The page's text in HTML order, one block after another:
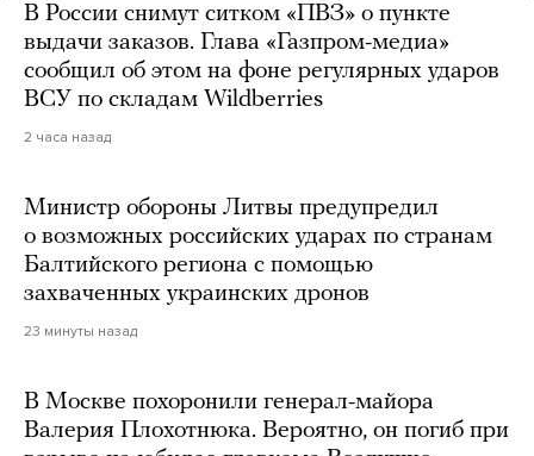
В России снимут ситком «ПВЗ» о пункте
выдачи заказов. Глава «Газпром-медиа»
сообщил об этом на фоне регулярных ударов
ВСУ по складам Wildberries
2 часа назад
Министр обороны Литвы предупредил
о возможных российских ударах по странам
Балтийского региона с помощью
захваченных украинских дронов
23 минуты назад
В Москве похоронили генерал-майора
Валерия Плохотнюка. Вероятно, он погиб при